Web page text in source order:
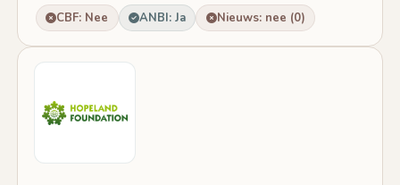
CBF: Nee ANBI: Ja Nieuws: nee (0)